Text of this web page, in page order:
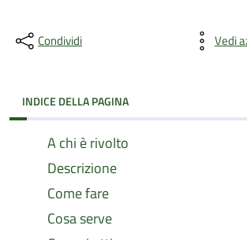
Condividi Vedi
INDICE DELLA PAGINA
A chi è rivolto
Descrizione
Come fare
Cosa serve